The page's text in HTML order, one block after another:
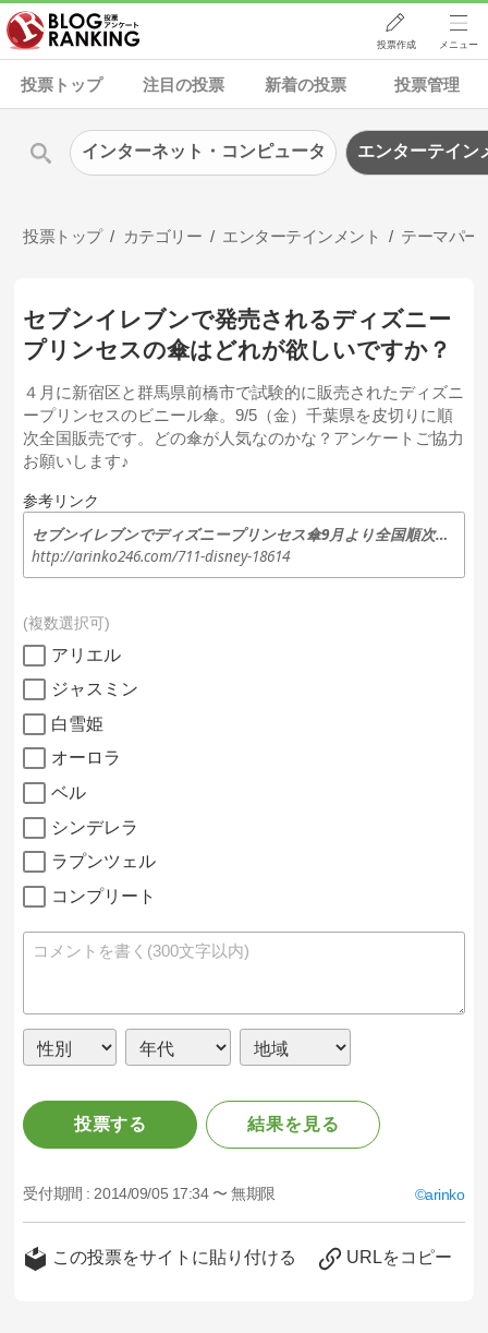
投票作成 メニュー
投票トップ 注目の投票 新着の投票 投票管理
投票トップ カテゴリー エンターテインメント テーマパー
セブンイレブンで発売されるディズニー
プリンセスの傘はどれが欲しいですか？
４月に新宿区と群馬県前橋市で試験的に販売されたディズニ
ープリンセスのビニール傘。9/5（金）千葉県を皮切りに順
次全国販売です。どの傘が人気なのかな？アンケートご協力
お願いします♪
参考リンク
セブンイレブンでディズニープリンセス傘9月より全国順次発売！ | 情報発信！気になるアンテナ
http://arinko246.com/711-disney-18614
複数選択可
アリエル
ジャスミン
白雪姫
オーロラ
ベル
シンデレラ
ラプンツェル
コンプリート
投票する 結果を見る
受付期間 :2014/09/05 17:34 〜 無期限 arinko
この投票をサイトに貼り付ける URLをコピー
インターネット・コンピュータ エンターテイン